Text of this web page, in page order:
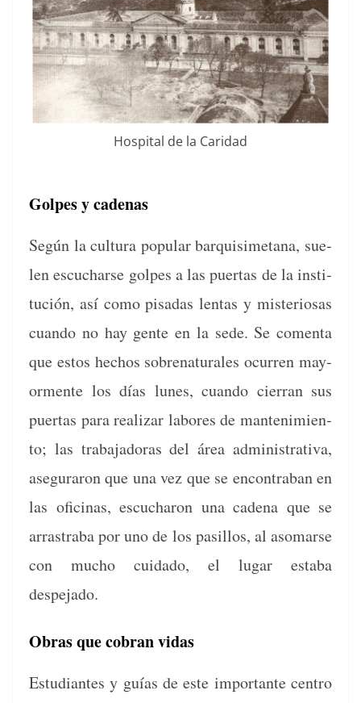
Hos­pi­tal de la Caridad
Golpes y cadenas
Según la cul­tura pop­u­lar bar­quisimetana, sue­
len escucharse golpes a las puer­tas de la insti­
tu­ción, así como pisadas lentas y mis­te­riosas
cuan­do no hay gente en la sede. Se comen­ta
que estos hechos sobre­nat­u­rales ocur­ren may­
or­mente los días lunes, cuan­do cier­ran sus
puer­tas para realizar labores de man­ten­imien­
to; las tra­ba­jado­ras del área admin­is­tra­ti­va,
ase­gu­raron que una vez que se encon­tra­ban en
las ofic­i­nas, escucharon una cade­na que se
arras­tra­ba por uno de los pasil­los, al aso­marse
con mucho cuida­do, el lugar esta­ba
despejado.
Obras que cobran vidas
Estu­di­antes y guías de este impor­tante cen­tro